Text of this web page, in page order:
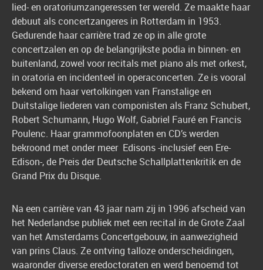
lied- en oratoriumzangeressen ter wereld. Ze maakte haar
debuut als concertzangeres in Rotterdam in 1953.
Gedurende haar carrière trad ze op in alle grote
concertzalen en op de belangrijkste podia in binnen- en
buitenland, zowel voor recitals met piano als met orkest,
in oratoria en incidenteel in operaconcerten. Ze is vooral
bekend om haar vertolkingen van Franstalige en
Duitstalige liederen van componisten als Franz Schubert,
Robert Schumann, Hugo Wolf, Gabriel Fauré en Francis
Poulenc. Haar grammofoonplaten en CD’s werden
bekroond met onder meer Edisons -inclusief een Ere-
Edison-, de Preis der Deutsche Schallplattenkritik en de
Grand Prix du Disque.
Na een carrière van 43 jaar nam zij in 1996 afscheid van
het Nederlandse publiek met een recital in de Grote Zaal
van het Amsterdams Concertgebouw, in aanwezigheid
van prins Claus. Ze ontving talloze onderscheidingen,
waaronder diverse eredoctoraten en werd benoemd tot